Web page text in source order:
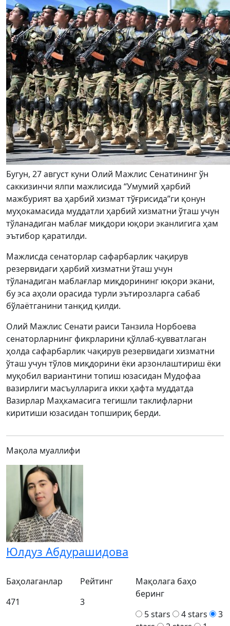
Бугун, 27 август куни Олий Мажлис Сенатининг ўн
саккизинчи ялпи мажлисида “Умумий ҳарбий
мажбурият ва ҳарбий хизмат тўғрисида”ги қонун
муҳокамасида муддатли ҳарбий хизматни ўташ учун
тўланадиган маблағ миқдори юқори эканлигига ҳам
эътибор қаратилди.
Мажлисда сенаторлар сафарбарлик чақирув
резервидаги ҳарбий хизматни ўташ учун
тўланадиган маблағлар миқдорининг юқори экани,
бу эса аҳоли орасида турли эътирозларга сабаб
бўлаётганини танқид қилди.
Олий Мажлис Сенати раиси Танзила Норбоева
сенаторларнинг фикрларини қўллаб-қувватлаган
ҳолда сафарбарлик чақирув резервидаги хизматни
ўташ учун тўлов миқдорини ёки арзонлаштириш ёки
муқобил вариантини топиш юзасидан Мудофаа
вазирлиги масъулларига икки ҳафта муддатда
Вазирлар Маҳкамасига тегишли таклифларни
киритиши юзасидан топшириқ берди.
Мақола муаллифи
Юлдуз Абдурашидова
Баҳолаганлар
471
Рейтинг
3
Мақолага баҳо
беринг
5 stars
4 stars
3